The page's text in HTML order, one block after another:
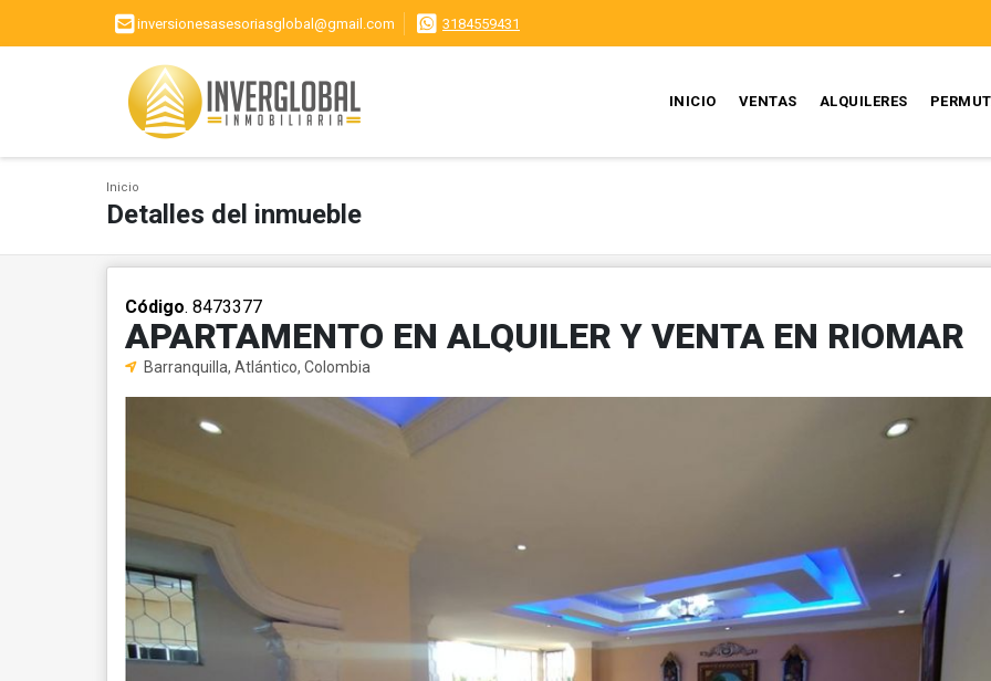
inversionesasesoriasglobal@gmail.com 3184559431
INICIO VENTAS ALQUILERES
Inicio
Detalles del inmueble
Código. 8473377
APARTAMENTO EN ALQUILER Y VENTA EN RIOMAR
Barranquilla, Atlántico, Colombia